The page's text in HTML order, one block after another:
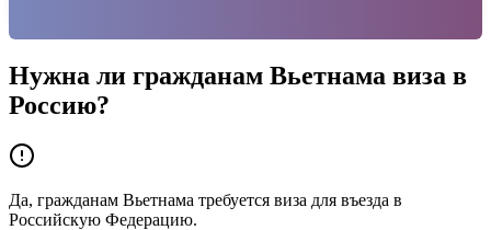
Нужна ли гражданам Вьетнама виза в
Россию?
Да, гражданам Вьетнама требуется виза для въезда в
Российскую Федерацию.